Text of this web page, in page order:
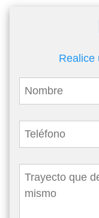
Realice